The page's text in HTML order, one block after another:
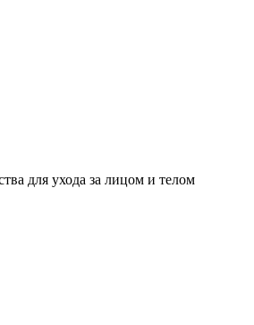
для ухода за лицом и телом